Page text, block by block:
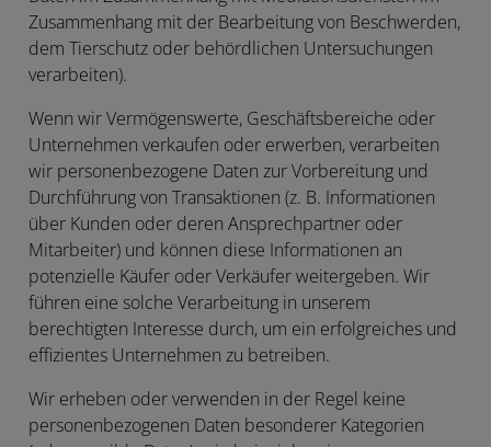
Zusammenhang mit der Bearbeitung von Beschwerden,
dem Tierschutz oder behördlichen Untersuchungen
verarbeiten).
Wenn wir Vermögenswerte, Geschäftsbereiche oder
Unternehmen verkaufen oder erwerben, verarbeiten
wir personenbezogene Daten zur Vorbereitung und
Durchführung von Transaktionen (z. B. Informationen
über Kunden oder deren Ansprechpartner oder
Mitarbeiter) und können diese Informationen an
potenzielle Käufer oder Verkäufer weitergeben. Wir
führen eine solche Verarbeitung in unserem
berechtigten Interesse durch, um ein erfolgreiches und
effizientes Unternehmen zu betreiben.
Wir erheben oder verwenden in der Regel keine
personenbezogenen Daten besonderer Kategorien